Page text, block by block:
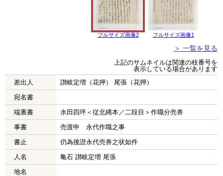
フルサイズ画像2 フルサイズ画像1
＞ 一覧を見る
上記のサムネイルは関連の枝番号を
表示している場合があります
差出人
讃岐定増（花押） 尾張（花押）
宛名書
端裏書
水田四坪＜従北縄本／二段目＞作職分売券
事書
売渡申 永代作職之事
書止
仍為後證永代売券之状如件
人名
亀石 讃岐定増 尾張
地名